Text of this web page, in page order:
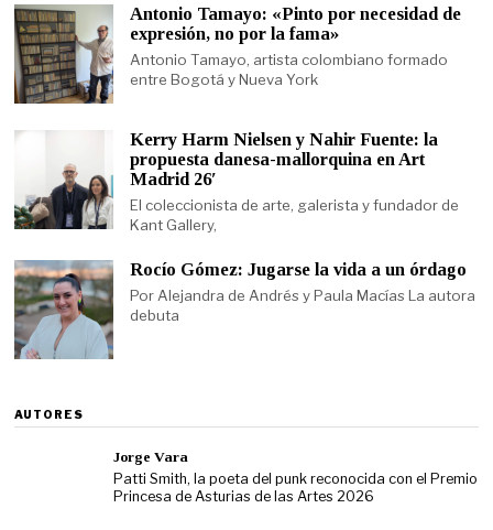
Antonio Tamayo: «Pinto por necesidad de
expresión, no por la fama»
Antonio Tamayo, artista colombiano formado
entre Bogotá y Nueva York
Kerry Harm Nielsen y Nahir Fuente: la
propuesta danesa-mallorquina en Art
Madrid 26′
El coleccionista de arte, galerista y fundador de
Kant Gallery,
Rocío Gómez: Jugarse la vida a un órdago
Por Alejandra de Andrés y Paula Macías La autora
debuta
AUTORES
Jorge Vara
Patti Smith, la poeta del punk reconocida con el Premio
Princesa de Asturias de las Artes 2026